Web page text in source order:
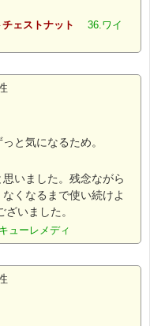
チェストナット
36.ワイ
と気になるため。
いました。残念ながら
くなるまで使い続けよ
いました。
ューレメディ